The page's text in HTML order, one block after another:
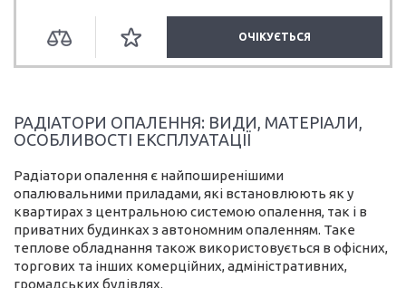
ОЧІКУЄТЬСЯ
РАДІАТОРИ ОПАЛЕННЯ: ВИДИ, МАТЕРІАЛИ,
ОСОБЛИВОСТІ ЕКСПЛУАТАЦІЇ
Радіатори опалення є найпоширенішими
опалювальними приладами, які встановлюють як у
квартирах з центральною системою опалення, так і в
приватних будинках з автономним опаленням. Таке
теплове обладнання також використовується в офісних,
торгових та інших комерційних, адміністративних,
громадських будівлях.